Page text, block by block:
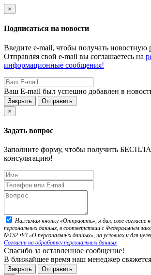
×
Подписаться на новости
Введите e-mail, чтобы получать новостную
Отправляя свой e-mail вы соглашаетесь на
информационные сообщения!
Ваш E-mail был успешно добавлен в
Закрыть
Отправить
×
Задать вопрос
Заполните форму, чтобы получить
консультацию!
Нажимая кнопку «Отправить», я даю свое согласие
персональных данных, в соответствии с Федеральным
№152-ФЗ «О персональных данных», на условиях и для
Согласии на обработку персональных данных
Спасибо за оставленное сообщение!
В ближайшее время наш менеджер
Закрыть
Отправить